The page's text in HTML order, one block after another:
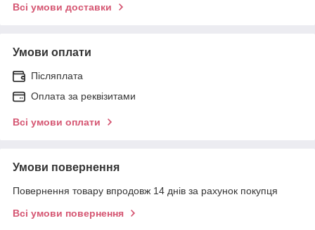
Всі умови доставки
Умови оплати
Післяплата
Оплата за реквізитами
Всі умови оплати
Умови повернення
Повернення товару впродовж 14 днів за рахунок покупця
Всі умови повернення